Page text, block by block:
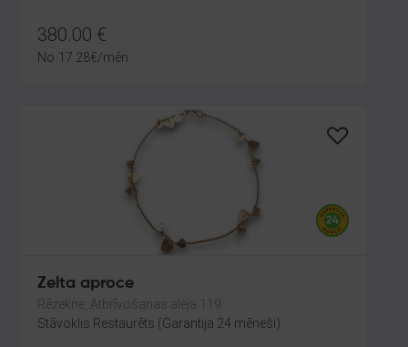
380.00 €
No 17.28€/mēn.
Zelta aproce
Rēzekne, Atbrīvošanas aleja 119
Stāvoklis Restaurēts (Garantija 24 mēneši)